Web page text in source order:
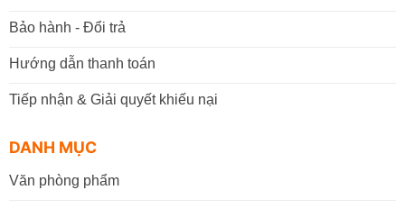
Bảo hành - Đổi trả
Hướng dẫn thanh toán
Tiếp nhận & Giải quyết khiếu nại
DANH MỤC
Văn phòng phẩm